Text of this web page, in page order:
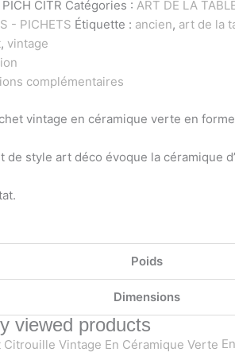
CITR Catégories : ART DE LA
- PICHETS Étiquette : ancien, art de la
, vintage
complémentaires
vintage en céramique verte en
de style art déco évoque la céramique
Poids
Dimensions
viewed products